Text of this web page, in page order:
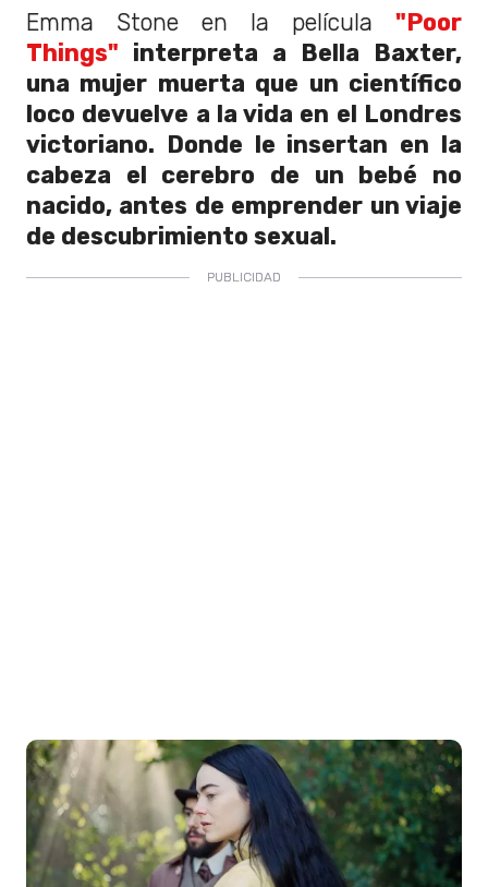
Emma Stone en la película "Poor
Things" interpreta a Bella Baxter,
una mujer muerta que un científico
loco devuelve a la vida en el Londres
victoriano. Donde le insertan en la
cabeza el cerebro de un bebé no
nacido, antes de emprender un viaje
de descubrimiento sexual.